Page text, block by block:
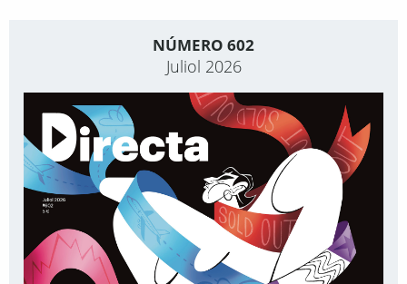
NÚMERO 602
Juliol 2026